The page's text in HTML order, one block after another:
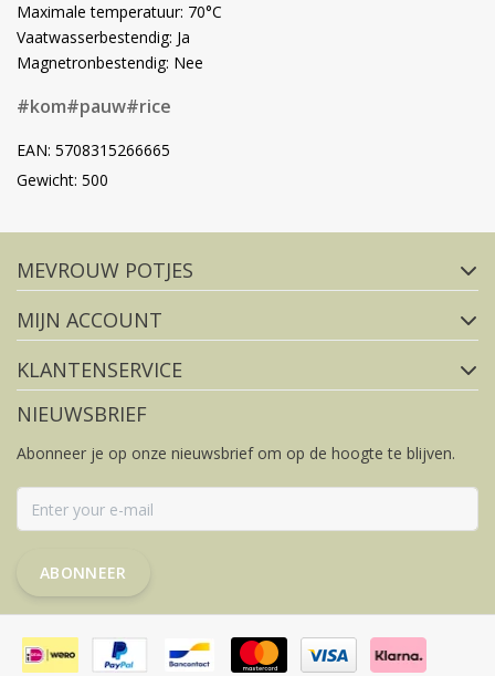
Maximale temperatuur: 70°C
Vaatwasserbestendig: Ja
Magnetronbestendig: Nee
#kom#pauw#rice
EAN: 5708315266665
Gewicht: 500
Volg ons op social media
FACEBOOK
MEVROUW POTJES
MIJN ACCOUNT
KLANTENSERVICE
NIEUWSBRIEF
Abonneer je op onze nieuwsbrief om op de hoogte te blijven.
ABONNEER